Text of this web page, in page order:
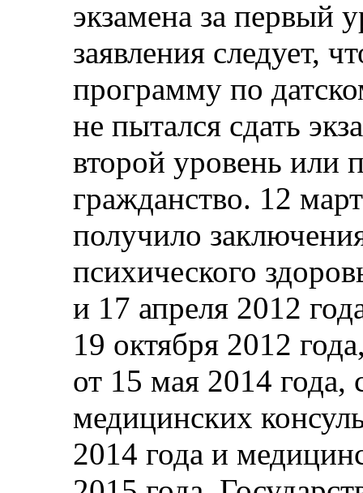
экзамена за первый
заявления следует,
программу по
не пытался сдать
второй уровень или
гражданство. 12
получило
психического
и 17 апреля 2012
19 октября 2012
от 15 мая 2014
медицинских
2014 года и